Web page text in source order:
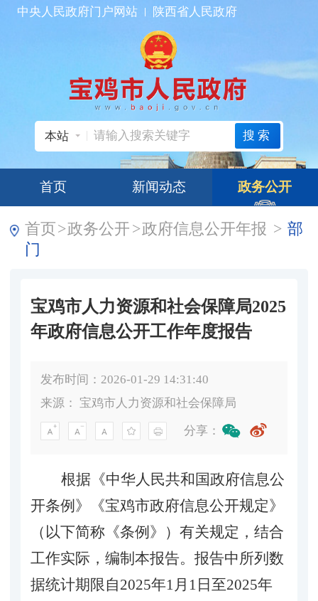
中央人民政府门户网站 陕西省人民政府
本站 搜索
首页 新闻动态 政务公开
首页>政务公开 >政府信息公开年报 > 部
门
宝鸡市人力资源和社会保障局2025
年政府信息公开工作年度报告
发布时间：2026-01-29 14:31:40
来源： 宝鸡市人力资源和社会保障局
分享：
根据《中华人民共和国政府信息公
开条例》《宝鸡市政府信息公开规定》
（以下简称《条例》）有关规定 ，结合
工作实际，编制本报告。 报告中所列数
据统计期限自2025年1月1日至2025年